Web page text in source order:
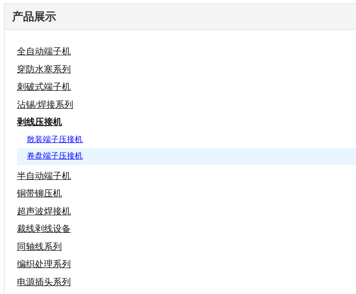
产品展示
全自动端子机
穿防水塞系列
刺破式端子机
沾锡/焊接系列
剥线压接机
散装端子压接机
卷盘端子压接机
半自动端子机
铜带铆压机
超声波焊接机
裁线剥线设备
同轴线系列
编织处理系列
电源插头系列